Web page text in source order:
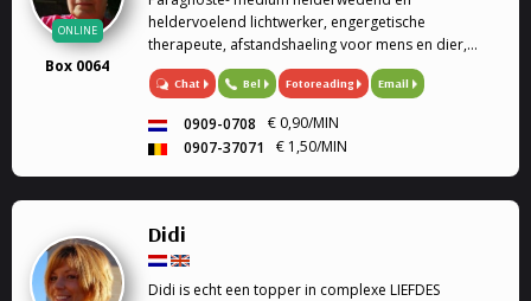
ONLINE
Box 0064
heldervoelend lichtwerker, engergetische
therapeute, afstandshaeling voor mens en dier,
rouwverwerking, Ik ben een geboren lichtwerker,
heldervoelend en helderwedend, voel in op de
medium, energetische therapeute, reconnective
healing, afstandshealing voor mens en dier, bij elk
gesprek krijg je een healing door de trillingen van
mijn stem. Rouwverwerking, geen enkele vraag is me
vreemd. Ik werk met gidsen en de engelentherapie.
Ik kan ook de engelenkaarten voor je leggen. Liefs
Sofia
Chat Bel Fotoreading Email
0909-0708
€ 0,90/MIN
0907-37071
€ 1,50/MIN
Didi
Didi is echt een topper in complexe LIEFDES